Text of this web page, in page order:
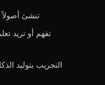
تنشئ
تفهم أو تريد
التجريب بتوليد